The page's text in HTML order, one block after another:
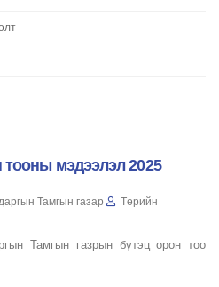
тооны мэдээлэл 2025
Тамгын газар
Төрийн
Тамгын газрын бүтэц орон тоо